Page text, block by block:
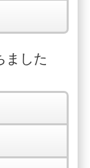
ました